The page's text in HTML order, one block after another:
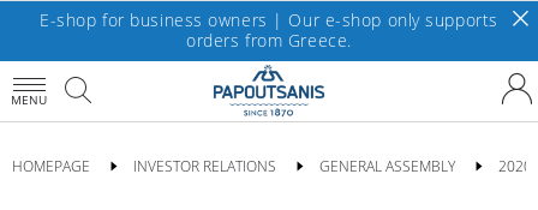
E-shop for business owners | Our e-shop only supports
orders from Greece.
MENU
HOMEPAGE INVESTOR RELATIONS GENERAL ASSEMBLY 2020